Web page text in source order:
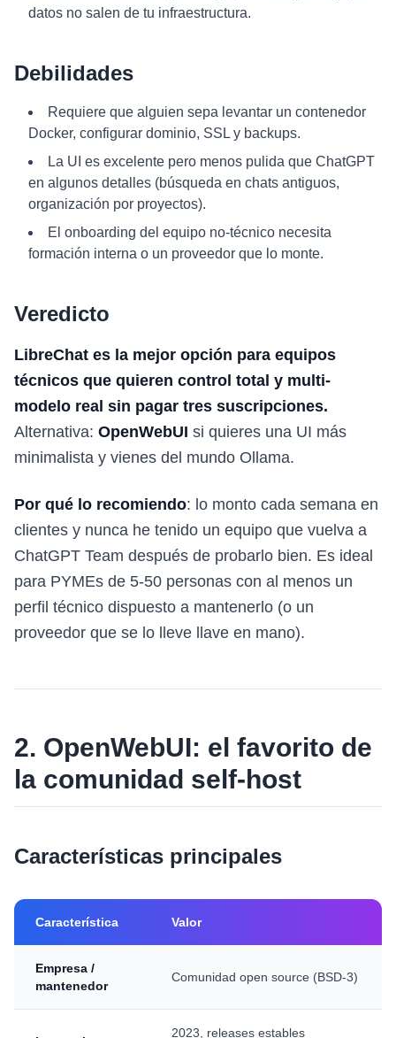
datos no salen de tu infraestructura.
Debilidades
Requiere que alguien sepa levantar un contenedor
Docker, configurar dominio, SSL y backups.
La UI es excelente pero menos pulida que ChatGPT
en algunos detalles (búsqueda en chats antiguos,
organización por proyectos).
El onboarding del equipo no-técnico necesita
formación interna o un proveedor que lo monte.
Veredicto
LibreChat es la mejor opción para equipos
técnicos que quieren control total y multi-
modelo real sin pagar tres suscripciones.
Alternativa: OpenWebUI si quieres una UI más
minimalista y vienes del mundo Ollama.
Por qué lo recomiendo: lo monto cada semana en
clientes y nunca he tenido un equipo que vuelva a
ChatGPT Team después de probarlo bien. Es ideal
para PYMEs de 5-50 personas con al menos un
perfil técnico dispuesto a mantenerlo (o un
proveedor que se lo lleve llave en mano).
2. OpenWebUI: el favorito de
la comunidad self-host
Características principales
Característica Valor
Empresa /
mantenedor
Comunidad open source (BSD-3)
2023, releases estables